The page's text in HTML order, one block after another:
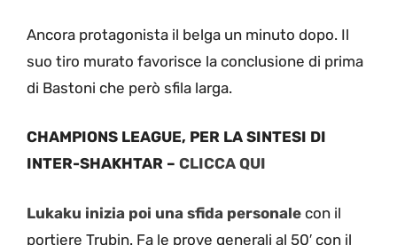
Ancora protagonista il belga un minuto dopo. Il
suo tiro murato favorisce la conclusione di prima
di Bastoni che però sfila larga.
CHAMPIONS LEAGUE, PER LA SINTESI DI
INTER-SHAKHTAR – CLICCA QUI
Lukaku inizia poi una sfida personale con il
portiere Trubin. Fa le prove generali al 50′ con il